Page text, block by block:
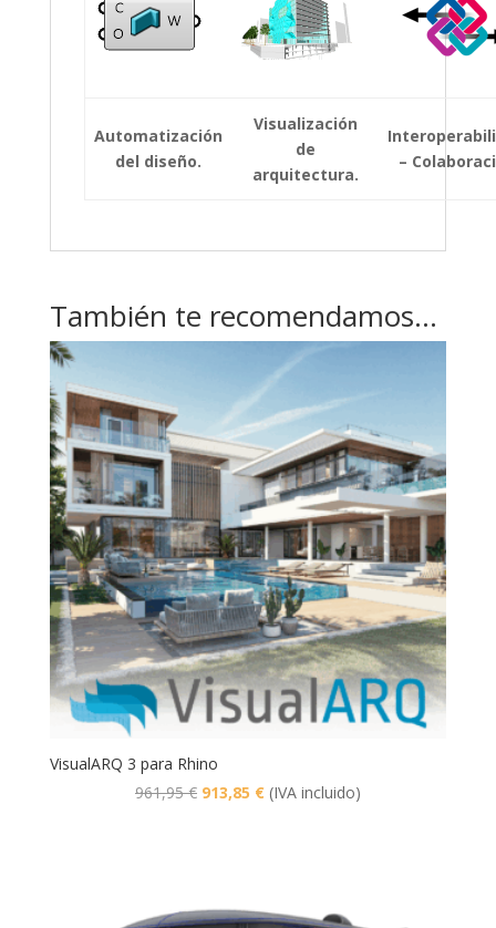
Automatización
del diseño.
Visualización
de
arquitectura.
–
También te recomendamos…
VisualARQ 3 para Rhino
961,95€ El
913,85 €El(IVA incluido)